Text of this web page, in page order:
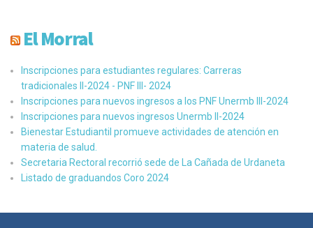
El Morral
Inscripciones para estudiantes regulares: Carreras
tradicionales II-2024 - PNF III- 2024
Inscripciones para nuevos ingresos a los PNF Unermb III-2024
Inscripciones para nuevos ingresos Unermb II-2024
Bienestar Estudiantil promueve actividades de atención en
materia de salud.
Secretaria Rectoral recorrió sede de La Cañada de Urdaneta
Listado de graduandos Coro 2024